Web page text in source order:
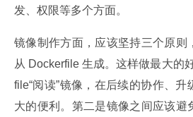
发、权限等多个方面。
镜像制作方面，应该坚持三个原则
从 Dockerfile 生成。这样做最大的
file“阅读”镜像，在后续的协作、
大的便利。第二是镜像之间应该避